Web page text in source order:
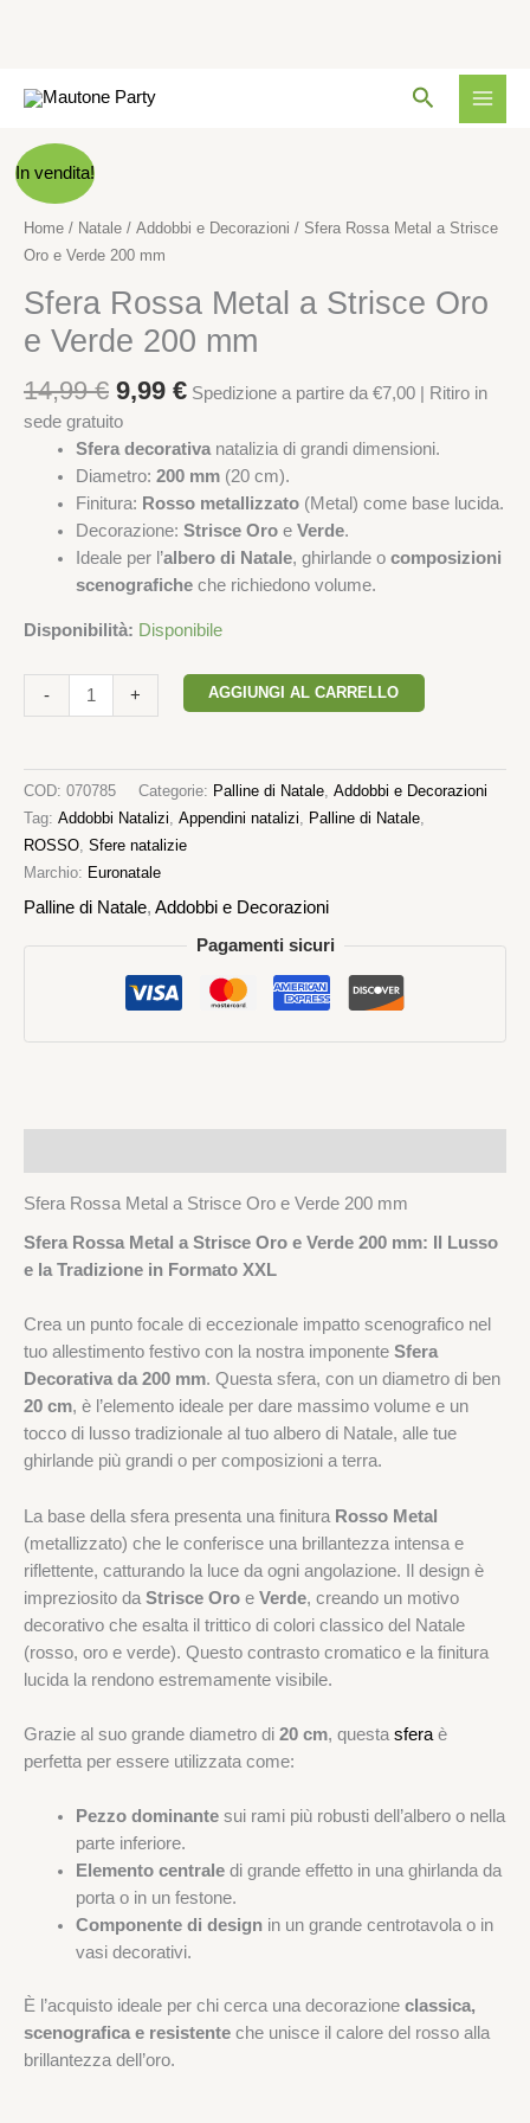
Cerca
In vendita!
Home / Natale / Addobbi e Decorazioni / Sfera Rossa Metal a Strisce
Oro e Verde 200 mm
Sfera Rossa Metal a Strisce Oro
e Verde 200 mm
14,99€
originale
era:
9,99 €
attuale
Spedizione a partire da €7,00 | Ritiro in
sede gratuito
Sfera decorativanatalizia di grandi dimensioni.
Diametro: 200 mm(20 cm).
Finitura: Rosso metallizzato(Metal) come base lucida.
Decorazione: Strisce Oroe Verde.
Ideale per l’albero di Natale, ghirlande o composizioni
scenograficheche richiedono volume.
Disponibilità: Disponibile
-
Rossa
Metal
a
Oro
Verde
200
quantità
+ AGGIUNGI AL CARRELLO
COD: 070785 Categorie: Palline di Natale, Addobbi e Decorazioni
Tag: Addobbi Natalizi, Appendini natalizi, Palline di Natale,
ROSSO, Sfere natalizie
Marchio: Euronatale
Palline di Natale, Addobbi e Decorazioni
Pagamenti sicuri
Sfera Rossa Metal a Strisce Oro e Verde 200 mm
Sfera Rossa Metal a Strisce Oro e Verde 200 mm: Il Lusso
e la Tradizione in Formato XXL
Crea un punto focale di eccezionale impatto scenografico nel
tuo allestimento festivo con la nostra imponente Sfera
Decorativa da 200 mm. Questa sfera, con un diametro di ben
20 cm, è l’elemento ideale per dare massimo volume e un
tocco di lusso tradizionale al tuo albero di Natale, alle tue
ghirlande più grandi o per composizioni a terra.
La base della sfera presenta una finitura Rosso Metal
(metallizzato) che le conferisce una brillantezza intensa e
riflettente, catturando la luce da ogni angolazione. Il design è
impreziosito da Strisce Oro e Verde, creando un motivo
decorativo che esalta il trittico di colori classico del Natale
(rosso, oro e verde). Questo contrasto cromatico e la finitura
lucida la rendono estremamente visibile.
Grazie al suo grande diametro di 20 cm, questa sfera è
perfetta per essere utilizzata come:
Pezzo dominantesui rami più robusti dell’albero o nella
parte inferiore.
Elemento centraledi grande effetto in una ghirlanda da
porta o in un festone.
Componente di designin un grande centrotavola o in
vasi decorativi.
È l’acquisto ideale per chi cerca una decorazione classica,
scenografica e resistente che unisce il calore del rosso alla
brillantezza dell’oro.
Verde
quantità